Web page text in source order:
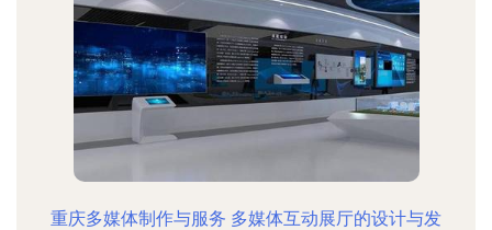
重庆多媒体制作与服务 多媒体互动展厅的设计与发